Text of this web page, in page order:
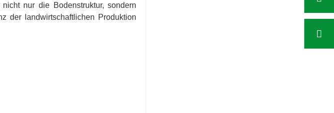
nur die Bodenstruktur, sondern
der landwirtschaftlichen Produktion